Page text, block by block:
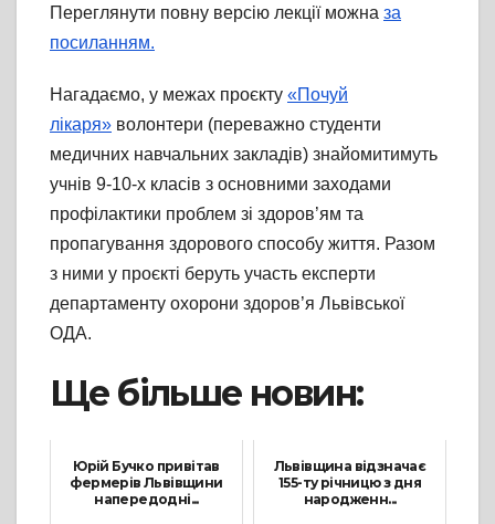
Переглянути повну версію лекції можна за
посиланням.
Нагадаємо, у межах проєкту «Почуй
лікаря» волонтери (переважно студенти
медичних навчальних закладів) знайомитимуть
учнів 9-10-х класів з основними заходами
профілактики проблем зі здоров’ям та
пропагування здорового способу життя. Разом
з ними у проєкті беруть участь експерти
департаменту охорони здоров’я Львівської
ОДА.
Ще більше новин:
Юрій Бучко привітав
фермерів Львівщини
напередодні...
Львівщина відзначає
155-ту річницю з дня
народженн...